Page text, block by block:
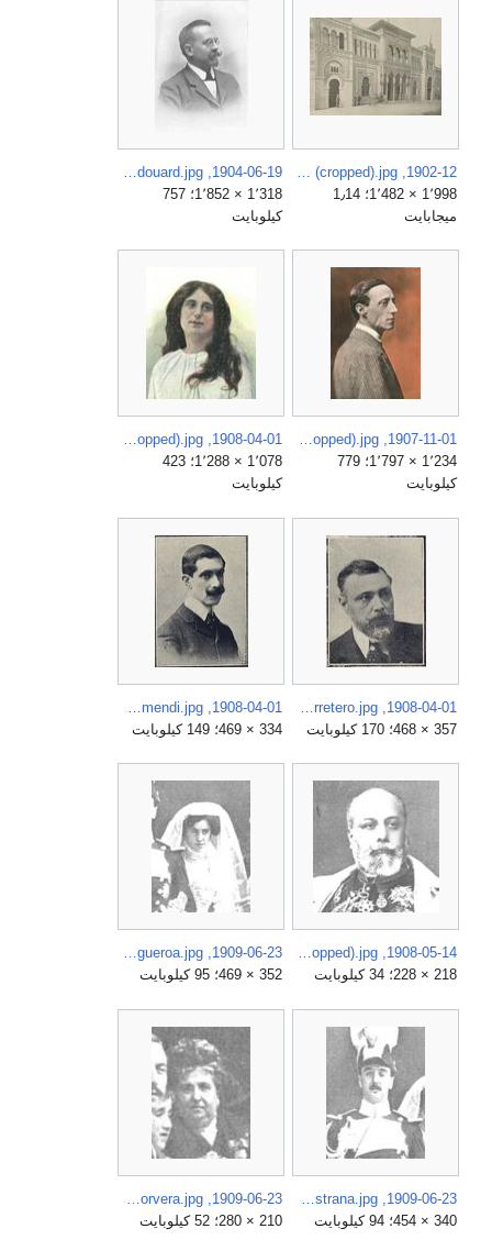
1902-12, Arquitectura y Construcción, Pabellón de España en la Exposición de París de 1878, Agustín Ortiz de Villajos (cropped).jpg
1٬998 × 1٬482؛ 1٫14
ميجابايت
1904-06-19, La Ilustració Catalana, Antoni Rubió y Lluch, Audouard.jpg
1٬318 × 1٬852؛ 757
كيلوبايت
1907-11-01, El Arte del Teatro, Carlos Allen Perkins, Franzen (cropped).jpg
1٬234 × 1٬797؛ 779
كيلوبايت
1908-04-01, El Arte del Teatro, Pilar Pérez (cropped).jpg
1٬078 × 1٬288؛ 423
كيلوبايت
357 × 468؛ 170 كيلوبايت
334 × 469؛ 149 كيلوبايت
1908-05-14, Actualidades, Marqués de Ayerbe (cropped).jpg
218 × 228؛ 34 كيلوبايت
1909-06-23, Actualidades, Boda de la hija del conde de Romanones, Alba (cropped) Casilda Figueroa.jpg
352 × 469؛ 95 كيلوبايت
340 × 454؛ 94 كيلوبايت
210 × 280؛ 52 كيلوبايت